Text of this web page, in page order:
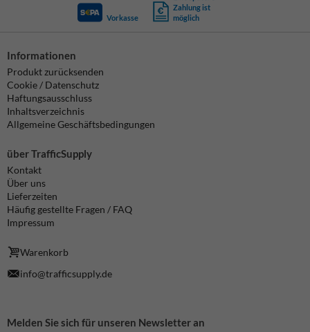
Vorkasse
Zahlung ist
möglich
Informationen
Produkt zurücksenden
Cookie / Datenschutz
Haftungsausschluss
Inhaltsverzeichnis
Allgemeine Geschäftsbedingungen
über TrafficSupply
Kontakt
Über uns
Lieferzeiten
Häufig gestellte Fragen / FAQ
Impressum
Warenkorb
info@trafficsupply.de
Melden Sie sich für unseren Newsletter an